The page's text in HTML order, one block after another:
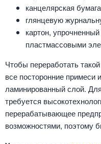
канцелярская
глянцевую
картон,
пластмассовыми
Чтобы переработать
все посторонние примеси
ламинированный слой.
требуется
перерабатывающее
возможностями, поэтому